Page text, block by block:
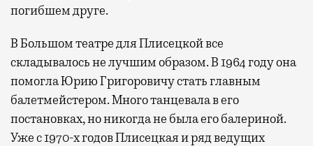
погибшем друге.
В Большом театре для Плисецкой все
складывалось не лучшим образом. В 1964 году она
помогла Юрию Григоровичу стать главным
балетмейстером. Много танцевала в его
постановках, но никогда не была его балериной.
Уже с 1970-х годов Плисецкая и ряд ведущих